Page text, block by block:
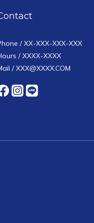
/ XX-XXX-XXX-XXX
/ XXXX-XXXX
/ XXX@XXXX.COM